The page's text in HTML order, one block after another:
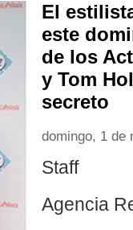
El
este
de los
y Tom
secreto
domingo, 1 de
Staff
Agencia